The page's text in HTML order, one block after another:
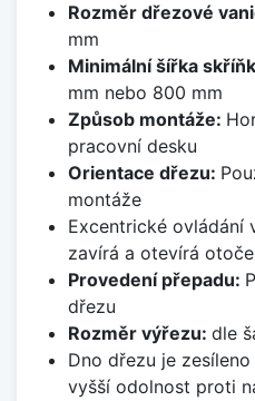
Rozměr dřezové
mm
Minimální šířka
mm nebo 800 mm
Způsob montáže:
pracovní desku
Orientace dřezu:
montáže
Excentrické ovládání
zavírá a otevírá
Provedení přepadu:
dřezu
Rozměr výřezu: dle
Dno dřezu je
vyšší odolnost proti